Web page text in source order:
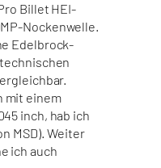
Billet HEI-
Nockenwelle.
Edelbrock-
mit einem
inch, hab ich
MSD). Weiter
ich auch